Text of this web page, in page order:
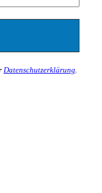
Datenschutzerklärung